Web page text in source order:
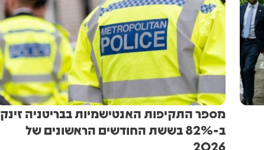
מספר התקיפות האנטישמיות בבריטניה זינק
ב-82% בששת החודשים הראשונים של
2026